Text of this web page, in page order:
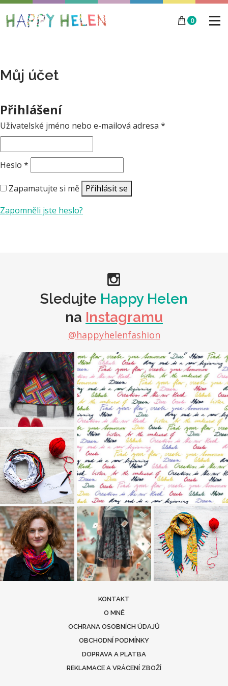
0
Můj účet
Přihlášení
Uživatelské jméno nebo e-mailová adresa *
Heslo *
Zapamatujte si mě Přihlásit se
Zapomněli jste heslo?
Sledujte Happy Helen
na Instagramu
@happyhelenfashion
KONTAKT
O MNĚ
OCHRANA OSOBNÍCH ÚDAJŮ
OBCHODNÍ PODMÍNKY
DOPRAVA A PLATBA
REKLAMACE A VRÁCENÍ ZBOŽÍ